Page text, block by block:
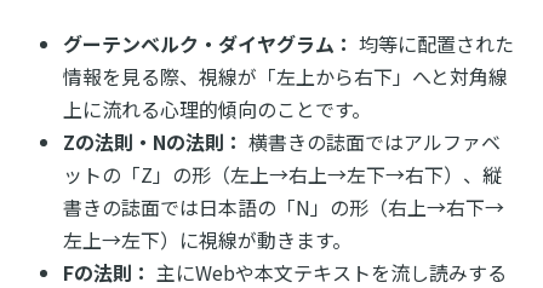
グーテンベルク・ダイヤグラム： 均等に配置された
情報を見る際、視線が「左上から右下」へと対角線
上に流れる心理的傾向のことです。
Zの法則・Nの法則： 横書きの誌面ではアルファベ
ットの「Z」の形（左上→右上→左下→右下）、縦
書きの誌面では日本語の「N」の形（右上→右下→
左上→左下）に視線が動きます。
Fの法則： 主にWebや本文テキストを流し読みする